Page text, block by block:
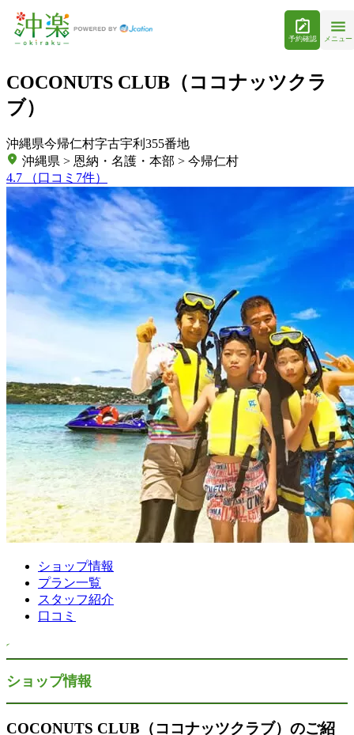
予約確認 メニュー
COCONUTS CLUB（ココナッツクラ
ブ）
沖縄県今帰仁村字古宇利355番地
沖縄県 > 恩納・名護・本部 > 今帰仁村
4.7
（口コミ7件）
ショップ情報
プラン一覧
スタッフ紹介
口コミ
ショップ情報
COCONUTS CLUB（ココナッツクラブ）のご紹